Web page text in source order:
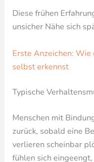
Diese frühen
unsicher Nähe sich
Erste Anzeichen:
selbst erkennst
Typische
Menschen mit
zurück, sobald eine
verlieren scheinbar
fühlen sich